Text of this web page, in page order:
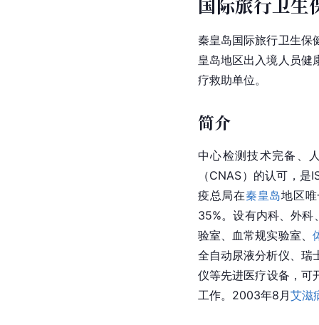
秦皇岛国际旅行卫生保
皇岛地区出入境人员健
疗救助单位。
简介
中心检测技术完备、
（CNAS）的认可，
疫总局在秦皇岛地区
35%。设有内科、外科
验室、血常规实验室、
全自动尿液分析仪、瑞
仪等先进医疗设备，可
工作。2003年8月艾滋